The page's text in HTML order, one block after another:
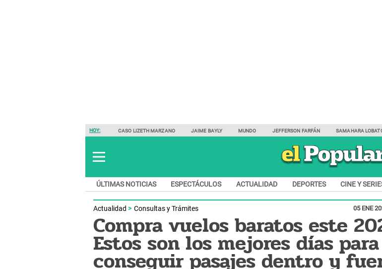
HOY: CASO LIZETH MARZANO JAIME BAYLY MUNDO JEFFERSON FARFÁN SAMAHARA
ÚLTIMAS NOTICIAS ESPECTÁCULOS ACTUALIDAD DEPORTES CINE Y
Actualidad Consultas y Trámites 05 ENE
Compra vuelos baratos este
Estos son los mejores días para
conseguir pasajes dentro y